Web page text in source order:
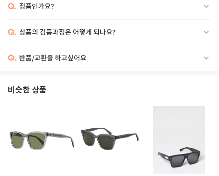
Q. 정품인가요?
Q. 상품의 검품과정은 어떻게 되나요?
Q. 반품/교환을 하고싶어요
비슷한 상품